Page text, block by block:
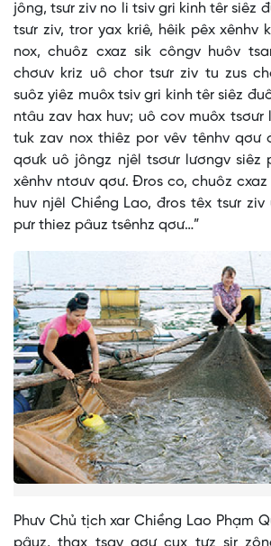
jông, tsưr ziv no li tsiv gri kinh têr siêz
tsưr ziv, tror yax kriê, hêik pêx xênhv
nox, chuôz cxaz sik côngv huôv
chơưv kriz uô chor tsưr ziv tu zus
suôz yiêz muôx tsiv gri kinh têr siêz
ntâu zav hax huv; uô cov muôx tsơưr
tuk zav nox thiêz por vêv tênhv qơư
qơưk uô jôngz njêl tsơưr lươngv siêz
xênhv ntơưv qơư. Đros co, chuôz
huv njêl Chiềng Lao, đros têx tsưr
pưr thiez pâuz tsênhz qơư…”
Phưv Chủ tịch xar Chiềng Lao Phạm